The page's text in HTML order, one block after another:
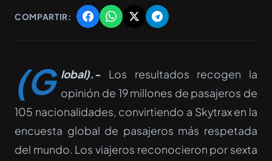
COMPARTIR:
(G lobal).- Los resultados recogen la
opinión de 19 millones de pasajeros de
105 nacionalidades, convirtiendo a Skytrax en la
encuesta global de pasajeros más respetada
del mundo. Los viajeros reconocieron por sexta